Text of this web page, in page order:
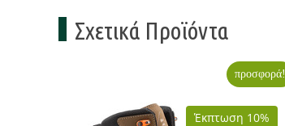
Σχετικά Προϊόντα
προσφορά!
Έκπτωση 10%